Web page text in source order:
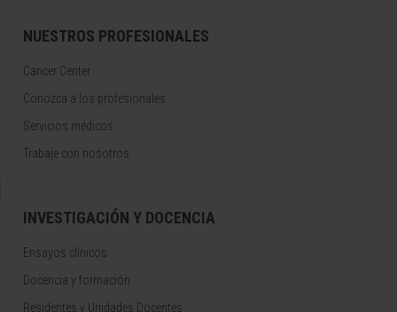
NUESTROS PROFESIONALES
Cancer Center
Conozca a los profesionales
Servicios médicos
Trabaje con nosotros
INVESTIGACIÓN Y DOCENCIA
Ensayos clínicos
Docencia y formación
Residentes y Unidades Docentes